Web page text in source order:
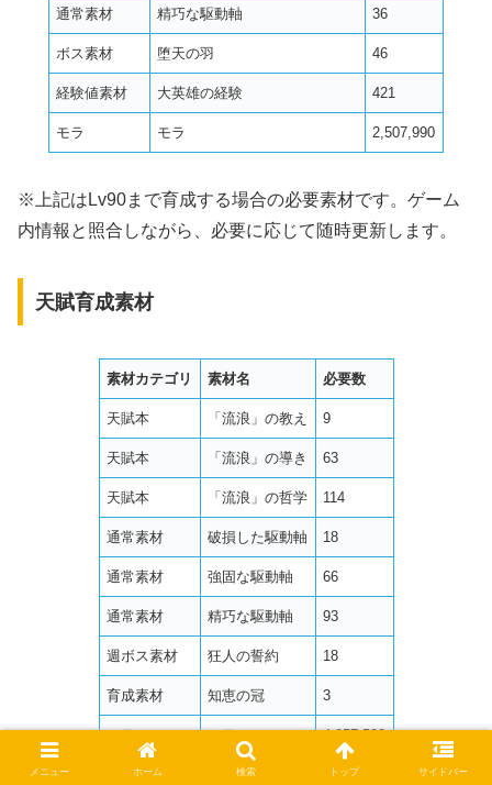
通常素材 精巧な駆動軸 36
ボス素材 堕天の羽 46
経験値素材 大英雄の経験 421
モラ モラ 2,507,990
※上記はLv90まで育成する場合の必要素材です。ゲーム
内情報と照合しながら、必要に応じて随時更新します。
天賦育成素材
素材カテゴリ 素材名 必要数
天賦本 「流浪」の教え 9
天賦本 「流浪」の導き 63
天賦本 「流浪」の哲学 114
通常素材 破損した駆動軸 18
通常素材 強固な駆動軸 66
通常素材 精巧な駆動軸 93
週ボス素材 狂人の誓約 18
育成素材 知恵の冠 3
モラ モラ 4,957,500
メニュー ホーム 検索 トップ サイドバー